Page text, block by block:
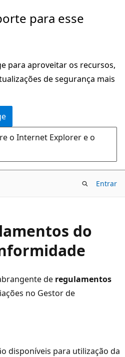
para esse
para aproveitar os recursos,
de segurança mais
o Internet Explorer e o
Entrar
do
de regulamentos
no Gestor de
disponíveis para utilização da